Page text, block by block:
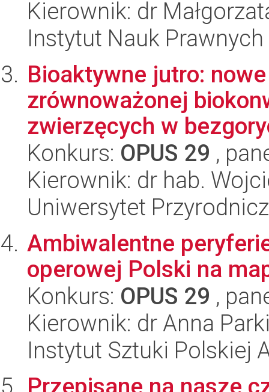
Kierownik: dr
Instytut Nauk Prawnych
Bioaktywne jutro:
zrównoważonej
zwierzęcych w
Konkurs: OPUS 29 ,
Kierownik: dr hab.
Uniwersytet
Ambiwalentne
operowej Polski na
Konkurs: OPUS 29 ,
Kierownik: dr Anna
Instytut Sztuki Polskiej
Przepisane na nasze